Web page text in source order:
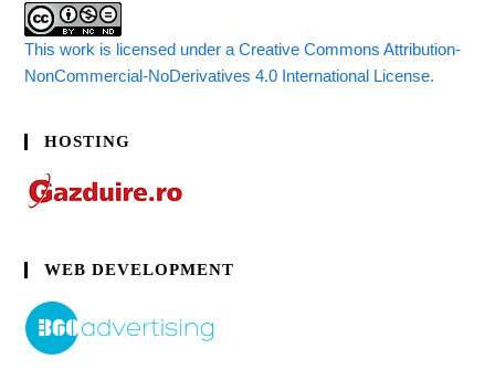
This work is licensed under a Creative Commons Attribution-
NonCommercial-NoDerivatives 4.0 International License.
HOSTING
WEB DEVELOPMENT